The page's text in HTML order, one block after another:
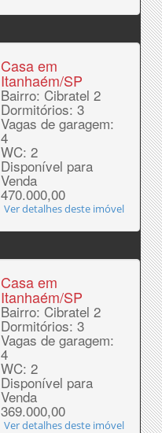
Casa em
Itanhaém/SP
Bairro: Cibratel 2
Dormitórios: 3
Vagas de garagem:
4
WC: 2
Disponível para
Venda
470.000,00
Ver detalhes deste imóvel
Casa em
Itanhaém/SP
Bairro: Cibratel 2
Dormitórios: 3
Vagas de garagem:
4
WC: 2
Disponível para
Venda
369.000,00
Ver detalhes deste imóvel